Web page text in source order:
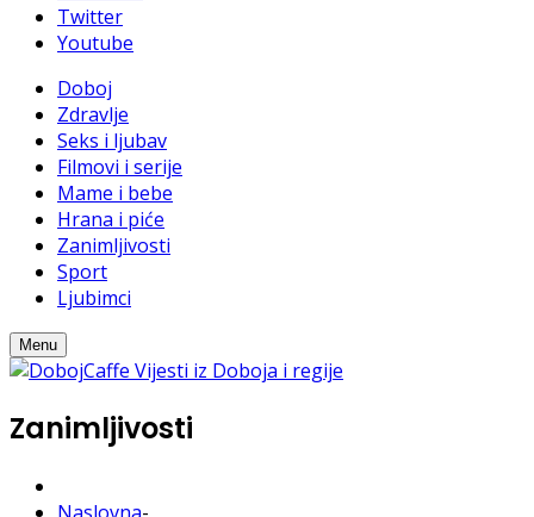
Twitter
Youtube
Doboj
Zdravlje
Seks i ljubav
Filmovi i serije
Mame i bebe
Hrana i piće
Zanimljivosti
Sport
Ljubimci
Menu
Zanimljivosti